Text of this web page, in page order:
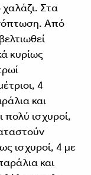
Στα
Από
κυρίως
4
και
πολύ ισχυροί,
ισχυροί, 4 με
και